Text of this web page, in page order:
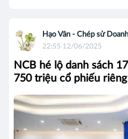
Hạo Vân - Chép sử
22:55 12/06/2025
NCB hé lộ danh sách
750 triệu cổ phiếu